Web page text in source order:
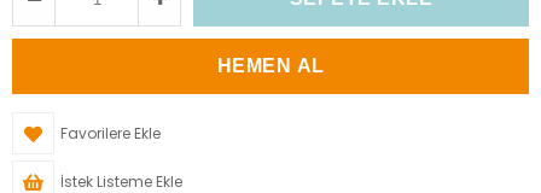
Favorilere Ekle
İstek Listeme Ekle